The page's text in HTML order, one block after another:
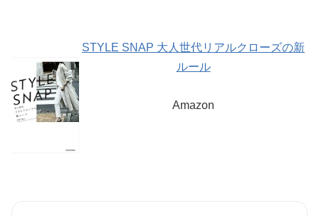
STYLE SNAP 大人世代リアルクローズの新
ルール
Amazon